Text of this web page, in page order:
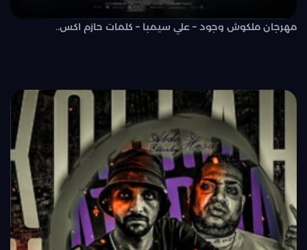
مهرجان ملكوش وجود – علي سيمبا – كلمات حازم اكس..